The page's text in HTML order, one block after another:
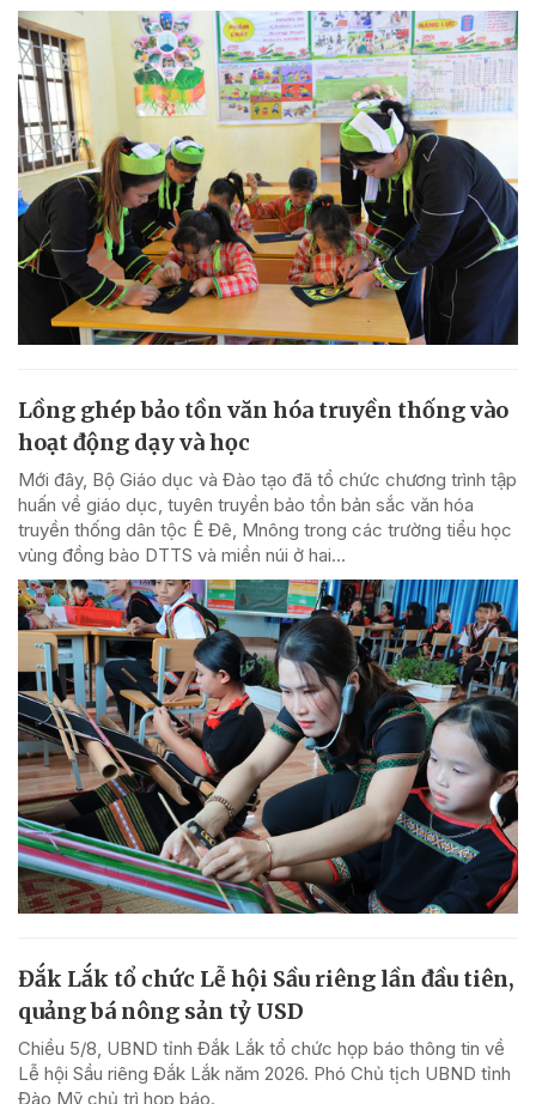
Lồng ghép bảo tồn văn hóa truyền thống vào
hoạt động dạy và học
Mới đây, Bộ Giáo dục và Đào tạo đã tổ chức chương trình tập
huấn về giáo dục, tuyên truyền bảo tồn bản sắc văn hóa
truyền thống dân tộc Ê Đê, Mnông trong các trường tiểu học
vùng đồng bào DTTS và miền núi ở hai...
Đắk Lắk tổ chức Lễ hội Sầu riêng lần đầu tiên,
quảng bá nông sản tỷ USD
Chiều 5/8, UBND tỉnh Đắk Lắk tổ chức họp báo thông tin về
Lễ hội Sầu riêng Đắk Lắk năm 2026. Phó Chủ tịch UBND tỉnh
Đào Mỹ chủ trì họp báo.